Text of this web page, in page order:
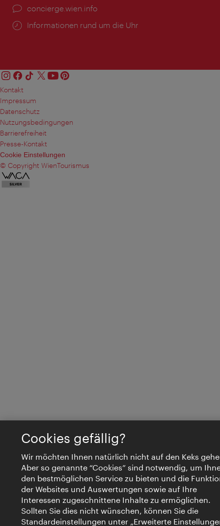
Ort:
concierge.wien.info
Öffnungszeiten:
Informationen rund um die Uhr
Kontakt
Impressum
Datenschutz
Nutzungsbedingungen
Barrierefreiheit
Presse-Kontakt
Cookie Einstellungen
© Copyright WienTourismus
Cookies gefällig?
Wir möchten Ihnen natürlich nicht auf den Keks
Aber so genannte “Cookies” sind notwendig, um
den bestmöglichen Service zu bieten und die
der Websites und Auswertungen sowie auf Ihre
Interessen zugeschnittene Inhalte zu ermöglichen.
Sollten Sie dies nicht wünschen, können Sie die
Standardeinstellungen unter „Erweiterte